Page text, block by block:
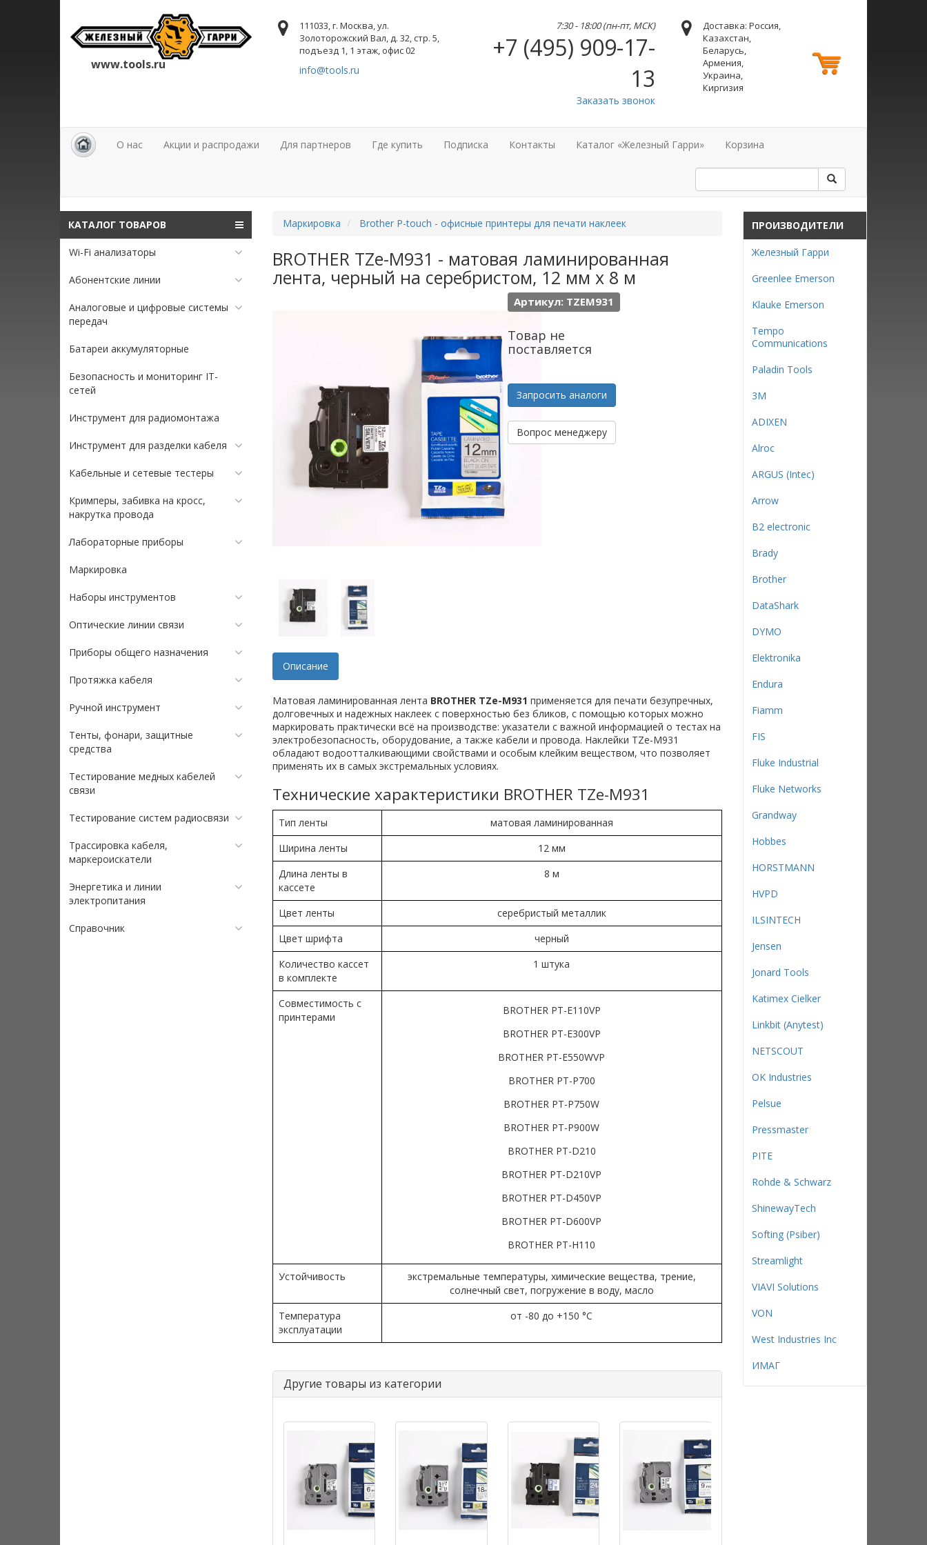
www.tools.ru
111033, г. Москва, ул.
Золоторожский Вал, д. 32, стр. 5,
подъезд 1, 1 этаж, офис 02
info@tools.ru
7:30 - 18:00 (пн-пт, МСК)
+7 (495) 909-17-
13
Заказать звонок
Доставка: Россия,
Казахстан,
Беларусь,
Армения,
Украина,
Киргизия
О нас Акции и распродажи Для партнеров Где купить Подписка Контакты Каталог «Железный Гарри» Корзина
КАТАЛОГ ТОВАРОВ
Wi-Fi анализаторы
Абонентские линии
Аналоговые и цифровые системы
передач
Батареи аккумуляторные
Безопасность и мониторинг IT-
сетей
Инструмент для радиомонтажа
Инструмент для разделки кабеля
Кабельные и сетевые тестеры
Кримперы, забивка на кросс,
накрутка провода
Лабораторные приборы
Маркировка
Наборы инструментов
Оптические линии связи
Приборы общего назначения
Протяжка кабеля
Ручной инструмент
Тенты, фонари, защитные
средства
Тестирование медных кабелей
связи
Тестирование систем радиосвязи
Трассировка кабеля,
маркероискатели
Энергетика и линии
электропитания
Справочник
Маркировка Brother P-touch - офисные принтеры для печати наклеек
BROTHER TZe-M931 - матовая ламинированная
лента, черный на серебристом, 12 мм х 8 м
Артикул: TZEM931
Товар не
поставляется
Запросить аналоги
Вопрос менеджеру
Описание
Матовая ламинированная лента BROTHER TZe-M931 применяется для печати безупречных,
долговечных и надежных наклеек с поверхностью без бликов, с помощью которых можно
маркировать практически всё на производстве: указатели с важной информацией о тестах на
электробезопасность, оборудование, а также кабели и провода. Наклейки TZe-M931
обладают водоотталкивающими свойствами и особым клейким веществом, что позволяет
применять их в самых экстремальных условиях.
Технические характеристики BROTHER TZe-M931
Тип ленты
матовая ламинированная
Ширина ленты
12 мм
Длина ленты в
кассете
8 м
Цвет ленты
серебристый металлик
Цвет шрифта
черный
Количество кассет
в комплекте
1 штука
Совместимость с
принтерами
BROTHER PT-E110VP
BROTHER PT-E300VP
BROTHER PT-E550WVP
BROTHER PT-P700
BROTHER PT-P750W
BROTHER PT-P900W
BROTHER PT-D210
BROTHER PT-D210VP
BROTHER PT-D450VP
BROTHER PT-D600VP
BROTHER PT-H110
Устойчивость
экстремальные температуры, химические вещества, трение,
солнечный свет, погружение в воду, масло
Температура
эксплуатации
от -80 до +150 °C
Другие товары из категории
ПРОИЗВОДИТЕЛИ
Железный Гарри
Greenlee Emerson
Klauke Emerson
Tempo
Communications
Paladin Tools
3М
ADIXEN
Alroc
ARGUS (Intec)
Arrow
B2 electronic
Brady
Brother
DataShark
DYMO
Elektronika
Endura
Fiamm
FIS
Fluke Industrial
Fluke Networks
Grandway
Hobbes
HORSTMANN
HVPD
ILSINTECH
Jensen
Jonard Tools
Katimex Cielker
Linkbit (Anytest)
NETSCOUT
OK Industries
Pelsue
Pressmaster
PITE
Rohde & Schwarz
ShinewayTech
Softing (Psiber)
Streamlight
VIAVI Solutions
VON
West Industries Inc
ИМАГ